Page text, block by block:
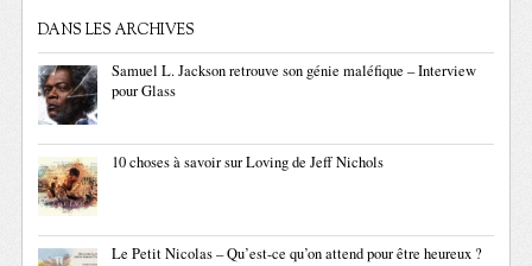
DANS LES ARCHIVES
Samuel L. Jackson retrouve son génie maléfique – Interview
pour Glass
10 choses à savoir sur Loving de Jeff Nichols
Le Petit Nicolas – Qu’est-ce qu’on attend pour être heureux ?